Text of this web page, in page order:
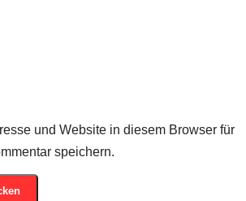
und Website in diesem Browser für
speichern.